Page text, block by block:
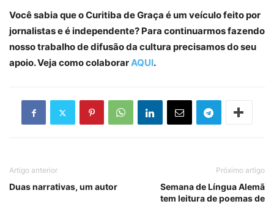
Você sabia que o Curitiba de Graça é um veículo feito por
jornalistas e é independente? Para continuarmos fazendo
nosso trabalho de difusão da cultura precisamos do seu
apoio. Veja como colaborarAQUI.
Artigo anterior
Duas narrativas, um autor
Próximo artigo
Semana de Língua Alemã
tem leitura de poemas de